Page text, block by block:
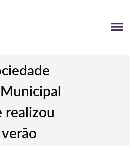
realizou